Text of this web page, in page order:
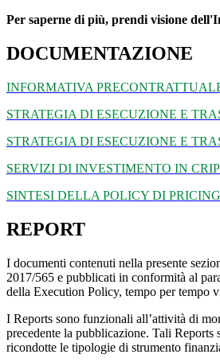
Per saperne di più, prendi visione
DOCUMENTAZIONE
INFORMATIVA
STRATEGIA DI ESECUZIONE E
STRATEGIA DI ESECUZIONE E
SERVIZI DI INVESTIMENTO IN
SINTESI DELLA POLICY DI
REPORT
I documenti contenuti nella presente
2017/565 e pubblicati in conformità al
della Execution Policy, tempo per tempo
I Reports sono funzionali all’attività di
precedente la pubblicazione. Tali
ricondotte le tipologie di strumento